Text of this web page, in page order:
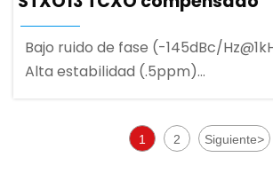
Bajo ruido de fase (-145dBc/
Alta estabilidad (.5ppm)
1 2 Siguiente>